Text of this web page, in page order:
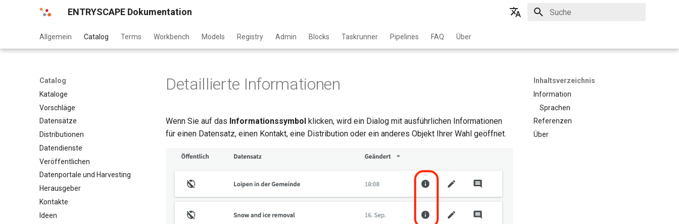
ENTRYSCAPE Dokumentation
Deutsch
Allgemein Catalog Terms Workbench Models Registry Admin Blocks Taskrunner Pipelines FAQ Über
Catalog
Kataloge
Vorschläge
Datensätze
Distributionen
Datendienste
Veröffentlichen
Datenportale und Harvesting
Herausgeber
Kontakte
Ideen
Inhaltsverzeichnis
Information
Sprachen
Referenzen
Über
Detaillierte Informationen
Wenn Sie auf das Informationssymbol klicken, wird ein Dialog mit ausführlichen Informationen
für einen Datensatz, einen Kontakt, eine Distribution oder ein anderes Objekt Ihrer Wahl geöffnet.